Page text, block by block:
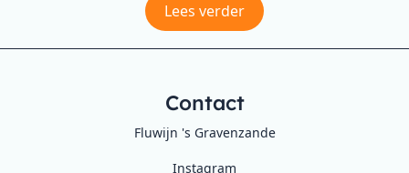
Lees verder
Contact
Fluwijn 's Gravenzande
Instagram